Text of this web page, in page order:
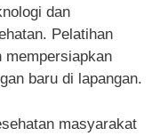
dan
Pelatihan
mempersiapkan
baru di lapangan.
masyarakat